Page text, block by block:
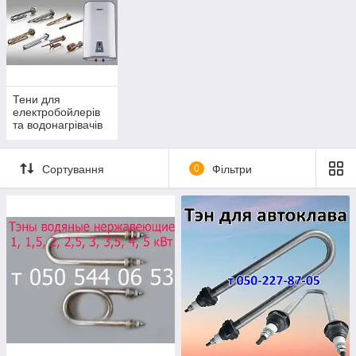
Тени для
електробойлерів
та водонагрівачів
Сортування 0 Фільтри